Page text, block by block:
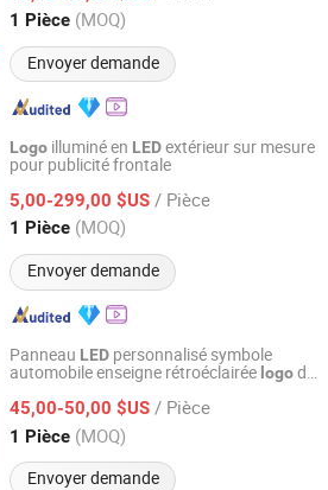
1 Pièce (MOQ)
Envoyer demande
Depuis 2015
Logo illuminé en LEDextérieur sur mesure
pour publicité frontale
5,00-299,00 $US / Pièce
1 Pièce (MOQ)
Envoyer demande
production co. LTD
Depuis 2019
Panneau LED personnalisé symbole
automobile enseigne rétroéclairée logode
45,00-50,00 $US / Pièce
1 Pièce (MOQ)
Envoyer demande
Products Co., Ltd.
Depuis 2015